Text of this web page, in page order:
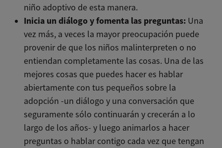
niño adoptivo de esta manera.
Inicia un diálogo y fomenta las preguntas: Una
vez más, a veces la mayor preocupación puede
provenir de que los niños malinterpreten o no
entiendan completamente las cosas. Una de las
mejores cosas que puedes hacer es hablar
abiertamente con tus pequeños sobre la
adopción -un diálogo y una conversación que
seguramente sólo continuarán y crecerán a lo
largo de los años- y luego animarlos a hacer
preguntas o hablar contigo cada vez que tengan